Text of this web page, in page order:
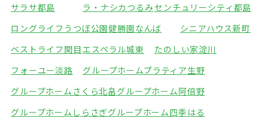
サラサ都島
ラ・ナシカつるみセンチュリーシティ都島
ロングライフうつぼ公園健勝園なんば
シニアハウス新町
ベストライフ関目エスペラル城東
たのしい家淀川
フォーユー淡路
グループホームプラティア生野
グループホームさくら北畠グループホーム阿倍野
グループホームしらさぎグループホーム四季はる